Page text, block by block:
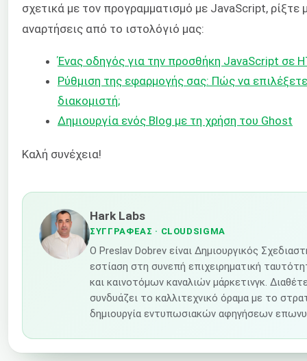
σχετικά με τον προγραμματισμό με JavaScript, ρίξτε
αναρτήσεις από το ιστολόγιό μας:
Ένας οδηγός για την προσθήκη JavaScript σε
Ρύθμιση της εφαρμογής σας: Πώς να
διακομιστή;
Δημιουργία ενός Blog με τη χρήση του Ghost
Καλή συνέχεια!
Hark Labs
ΣΥΓΓΡΑΦΈΑΣ · CLOUDSIGMA
Ο Preslav Dobrev είναι Δημιουργικός
εστίαση στη συνεπή επιχειρηματική
και καινοτόμων καναλιών μάρκετινγκ.
συνδυάζει το καλλιτεχνικό όραμα με το
δημιουργία εντυπωσιακών αφηγήσεων